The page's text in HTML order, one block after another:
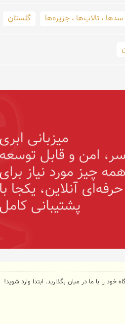
سدها ، تالاب‌ها ، جزیره‌ها گلستان